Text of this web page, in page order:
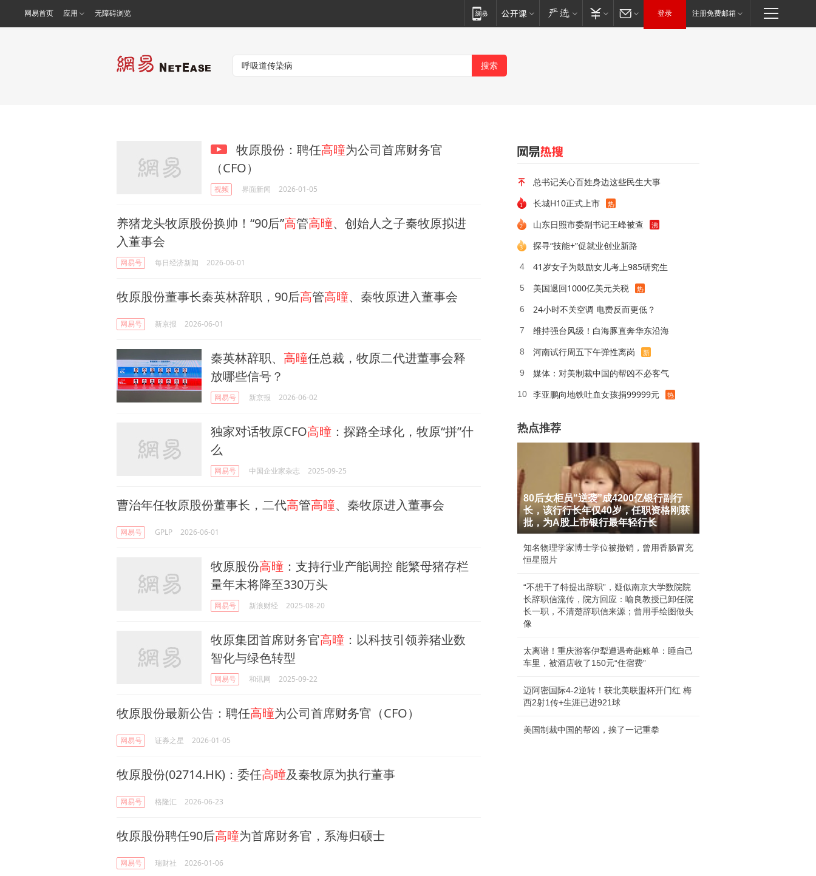
网易首页 应用 无障碍浏览 登录 注册免费邮箱
牧原股份：聘任高曈为公司首席财务官
（CFO）
视频 界面新闻 2026-01-05
养猪龙头牧原股份换帅！“90后”高管高曈、创始人之子秦牧原拟进
入董事会
网易号 每日经济新闻 2026-06-01
牧原股份董事长秦英林辞职，90后高管高曈、秦牧原进入董事会
网易号 新京报 2026-06-01
秦英林辞职、 高曈任总裁，牧原二代进董事会释
放哪些信号？
网易号 新京报 2026-06-02
独家对话牧原CFO高曈 ：探路全球化，牧原“拼”什
么
网易号 中国企业家杂志 2025-09-25
曹治年任牧原股份董事长，二代高管高曈、秦牧原进入董事会
网易号 GPLP 2026-06-01
牧原股份高曈 ：支持行业产能调控 能繁母猪存栏
量年末将降至330万头
网易号 新浪财经 2025-08-20
牧原集团首席财务官高曈 ：以科技引领养猪业数
智化与绿色转型
网易号 和讯网 2025-09-22
牧原股份最新公告：聘任高曈为公司首席财务官（CFO）
网易号 证券之星 2026-01-05
牧原股份(02714.HK)：委任高曈及秦牧原为执行董事
网易号 格隆汇 2026-06-23
牧原股份聘任90后高曈为首席财务官，系海归硕士
网易号 瑞财社 2026-01-06
总书记关心百姓身边这些民生大事
1
长城H10正式上市 热
2
山东日照市委副书记王峰被查 沸
探寻“技能+”促就业创业新路
4 41岁女子为鼓励女儿考上985研究生
5 美国退回1000亿美元关税 热
6 24小时不关空调 电费反而更低？
7 维持强台风级！白海豚直奔华东沿海
8 河南试行周五下午弹性离岗 新
9 媒体：对美制裁中国的帮凶不必客气
10 李亚鹏向地铁吐血女孩捐99999元 热
热点推荐
80后女柜员“逆袭”成4200亿银行副行
长，该行行长年仅40岁，任职资格刚获
批，为A股上市银行最年轻行长
知名物理学家博士学位被撤销，曾用香肠冒充
恒星照片
“不想干了特提出辞职”，疑似南京大学数院院
长辞职信流传，院方回应：喻良教授已卸任院
长一职，不清楚辞职信来源；曾用手绘图做头
像
太离谱！重庆游客伊犁遭遇奇葩账单：睡自己
车里，被酒店收了150元“住宿费”
迈阿密国际4-2逆转！获北美联盟杯开门红 梅
西2射1传+生涯已进921球
美国制裁中国的帮凶，挨了一记重拳